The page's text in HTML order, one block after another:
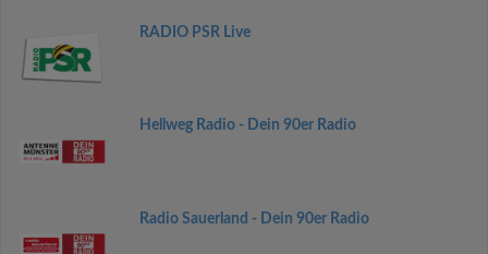
RADIO PSR Live
Hellweg Radio - Dein 90er Radio
Radio Sauerland - Dein 90er Radio